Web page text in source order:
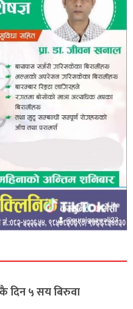
दिन ५ सय बिरुवा